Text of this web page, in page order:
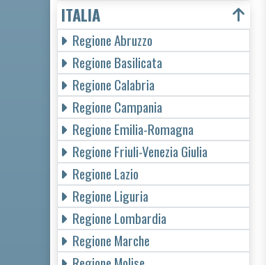
ITALIA
Regione Abruzzo
Regione Basilicata
Regione Calabria
Regione Campania
Regione Emilia-Romagna
Regione Friuli-Venezia Giulia
Regione Lazio
Regione Liguria
Regione Lombardia
Regione Marche